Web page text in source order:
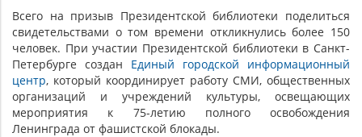
Всего на призыв Президентской библиотеки поделиться
свидетельствами о том времени откликнулись более 150
человек. При участии Президентской библиотеки в Санкт-
Петербурге создан Единый городской информационный
центр, который координирует работу СМИ, общественных
организаций и учреждений культуры, освещающих
мероприятия к 75-летию полного освобождения
Ленинграда от фашистской блокады.